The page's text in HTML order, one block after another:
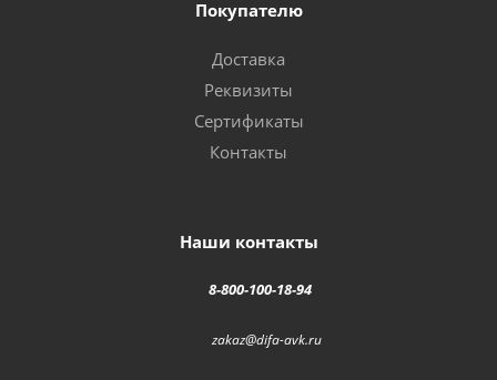
Покупателю
Доставка
Реквизиты
Сертификаты
Контакты
Наши контакты
8-800-100-18-94
zakaz@difa-avk.ru